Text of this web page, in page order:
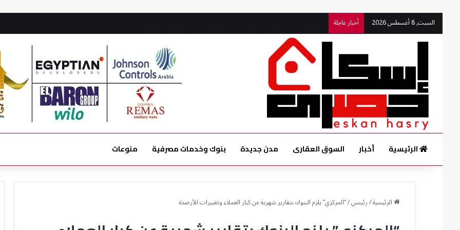
السبت, 8 أغسطس 2026 أخبار عاجلة
الرئيسية أخبار السوق العقارى مدن جديدة بنوك وخدمات مصرفية منوعات
الرئيسية/رئيسي/“المركزي” يلزم البنوك بتقارير شهرية عن كبار العملاء وتغييرات الأرصدة